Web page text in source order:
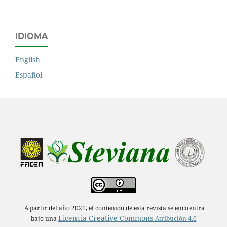
IDIOMA
English
Español
A partir del año 2021, el contenido de esta revista se encuentra
bajo unaLicencia Creative Commons Atribución 4.0